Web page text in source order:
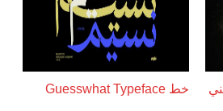
خط Guesswhat Typeface